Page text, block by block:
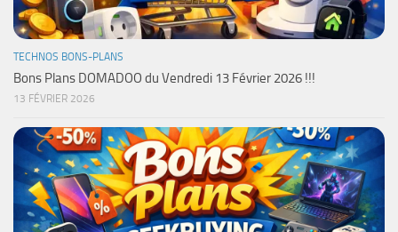
TECHNOS BONS-PLANS
Bons Plans DOMADOO du Vendredi 13 Février 2026 !!!
13 FÉVRIER 2026